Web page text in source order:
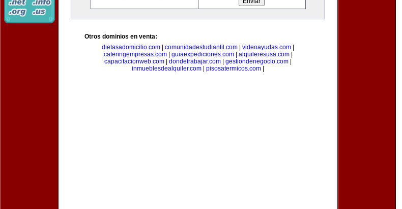
Otros dominios en venta:
dietasadomicilio.com
comunidadestudiantil.com videoayudas.com
cateringempresas.com| guiaexpediciones.com| alquileresusa.com|
capacitacionweb.com
dondetrabajar.com gestiondenegocio.com
inmueblesdealquiler.com
pisosatermicos.com